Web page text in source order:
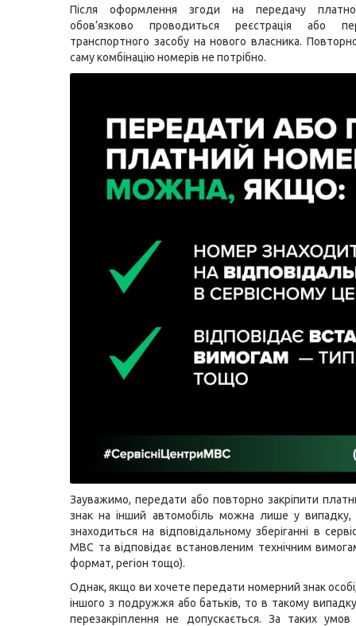
Після оформлення згоди на передачу платної
обов’язково проводиться реєстрація або
транспортного засобу на нового власника.
саму комбінацію номерів не потрібно.
Зауважимо, передати або повторно закріпити
знак на інший автомобіль можна лише у
знаходиться на відповідальному зберіганні в
МВС та відповідає встановленим технічним
формат, регіон тощо).
Однак, якщо ви хочете передати номерний знак
іншого з подружжя або батьків, то в такому
перезакріплення не допускається. За таких умов